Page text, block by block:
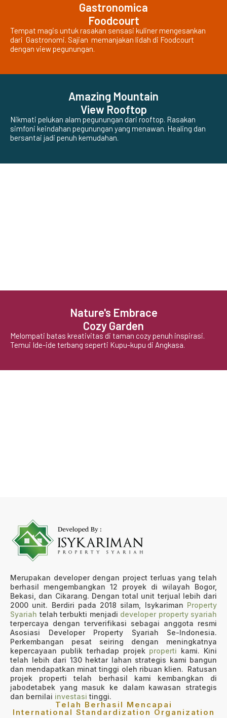
Gastronomica
Foodcourt
Tempat magis untuk rasakan sensasi kuliner mengesankan
dari Gastronomi. Sajian memanjakan lidah di Foodcourt
dengan view pegunungan.
Amazing Mountain
View Rooftop
Nikmati pelukan alam pegunungan dari rooftop. Rasakan
simfoni keindahan pegunungan yang menawan. Healing dan
bersantai jadi penuh kemudahan.
Nature's Embrace
Cozy Garden
Melompati batas kreativitas di taman cozy penuh inspirasi.
Temui Ide-ide terbang seperti Kupu-kupu di Angkasa.
Merupakan developer dengan project terluas yang telah
berhasil mengembangkan 12 proyek di wilayah Bogor,
Bekasi, dan Cikarang. Dengan total unit terjual lebih dari
2000 unit. Berdiri pada 2018 silam, Isykariman Property
Syariah telah terbukti menjadi developer property syariah
terpercaya dengan terverifikasi sebagai anggota resmi
Asosiasi Developer Property Syariah Se-Indonesia.
Perkembangan pesat seiring dengan meningkatnya
kepercayaan publik terhadap projek properti kami. Kini
telah lebih dari 130 hektar lahan strategis kami bangun
dan mendapatkan minat tinggi oleh ribuan klien. Ratusan
projek properti telah berhasil kami kembangkan di
jabodetabek yang masuk ke dalam kawasan strategis
dan bernilai investasi tinggi.
Telah Berhasil Mencapai
International Standardization Organization